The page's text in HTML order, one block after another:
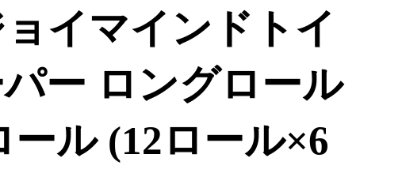
イマインドトイ
ー ロングロール
ール (12ロール×6